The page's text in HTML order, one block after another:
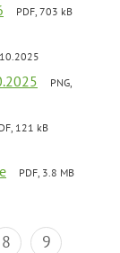
PDF, 703 kB
PNG,
121 kB
PDF, 3.8 MB
8
9